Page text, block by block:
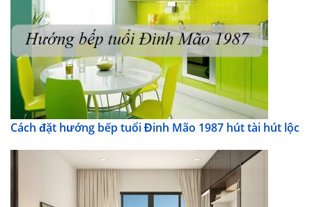
Cách đặt hướng bếp tuổi Đinh Mão 1987 hút tài hút lộc